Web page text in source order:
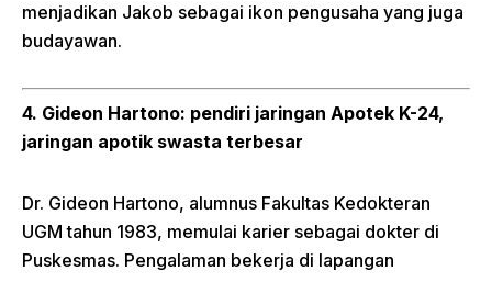
menjadikan Jakob sebagai ikon pengusaha yang juga
budayawan.
4. Gideon Hartono: pendiri jaringan Apotek K-24,
jaringan apotik swasta terbesar
Dr. Gideon Hartono, alumnus Fakultas Kedokteran
UGM tahun 1983, memulai karier sebagai dokter di
Puskesmas. Pengalaman bekerja di lapangan